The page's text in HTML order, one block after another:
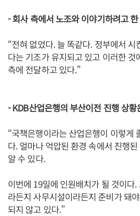
- 회사 측에서 노조와 이야기하려고
“전혀 없었다. 늘 똑같다. 정부에서 시
다는 기조가 유지되고 있고 이러한 것
측에 전달하고 있다.”
- KDB산업은행의 부산이전 진행 상황
“국책은행이라는 산업은행이 이렇게
다. 얼마나 억압된 환경 속에서 진행
알 수 있다.
이번에 19일에 인원배치가 될 것이다
라든지 사무시설이라든지 준비가 돼
되지 않고 있다.”